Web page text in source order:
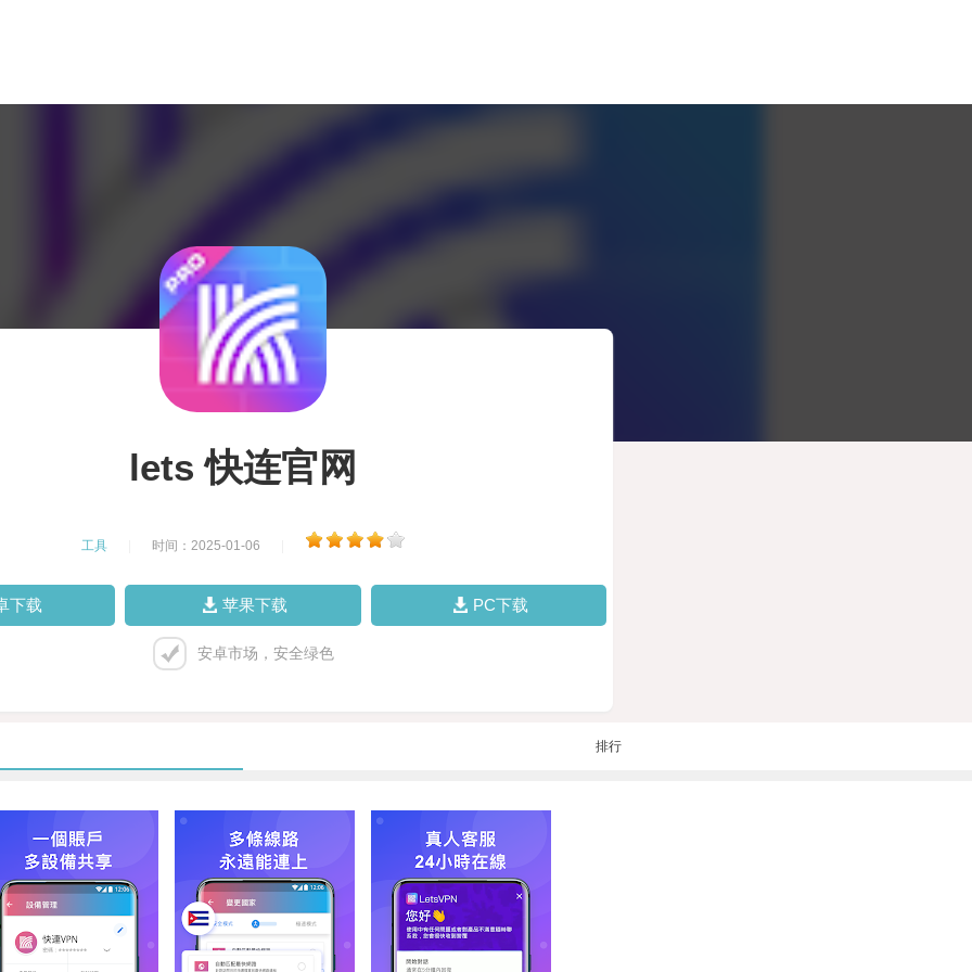
lets 快连官网
工具 时间：2025-01-06
下载 苹果下载 PC下载
安卓市场，安全绿色
排行